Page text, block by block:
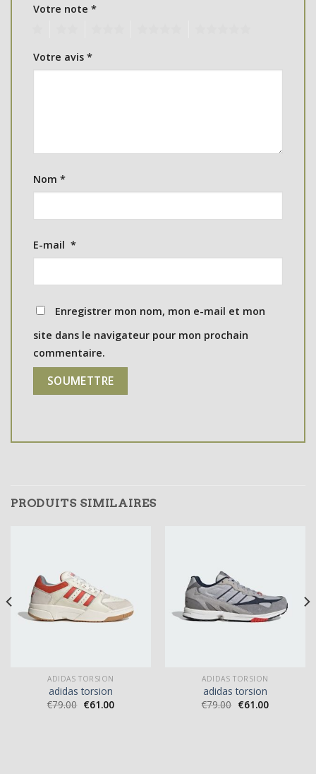
Votre note *
Votre avis *
Nom *
E-mail *
Enregistrer mon nom, mon e-mail et mon
site dans le navigateur pour mon prochain
commentaire.
PRODUITS SIMILAIRES
ADIDAS TORSION
adidas torsion
€79.00 €61.00
ADIDAS TORSION
adidas torsion
€79.00 €61.00